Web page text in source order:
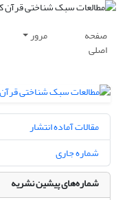
صفحه
اصلی
مرور
مقالات آماده انتشار
شماره جاری
شماره‌های پیشین نشریه